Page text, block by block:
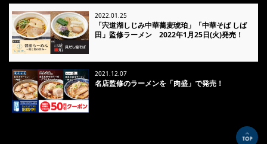
2022.01.25
「宍道湖しじみ中華蕎麦琥珀」「中華そば しば
田」監修ラーメン 2022年1月25日(火)発売！
2021.12.07
名店監修のラーメンを「肉盛」で発売！